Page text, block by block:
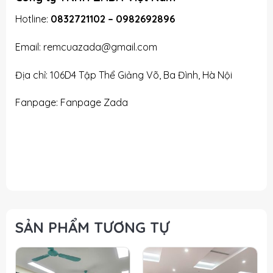
Hotline: 0832721102 – 0982692896
Email: remcuazada@gmail.com
Địa chỉ: 106D4 Tập Thể Giảng Võ, Ba Đình, Hà Nội
Fanpage: Fanpage Zada
SẢN PHẨM TƯƠNG TỰ